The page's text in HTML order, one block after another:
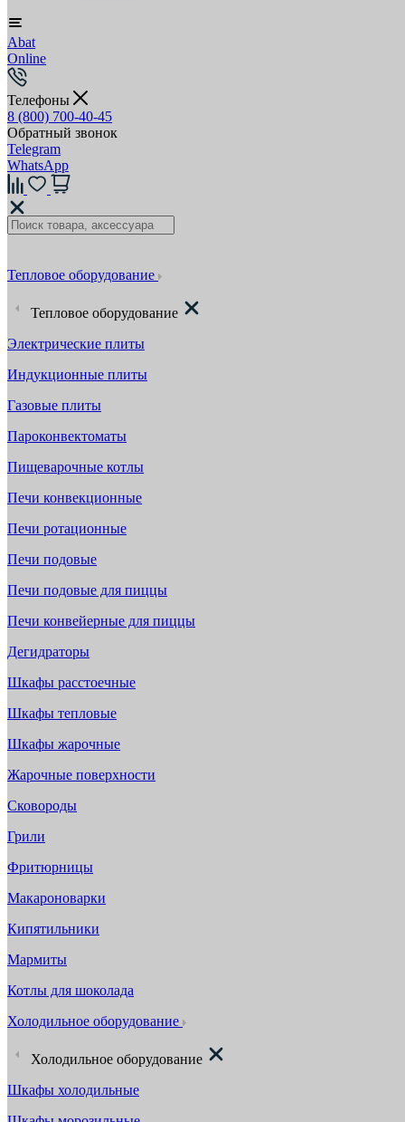
Abat
Online
Телефоны
8 (800) 700-40-45
Обратный звонок
Telegram
WhatsApp
Тепловое оборудование
Тепловое оборудование
Электрические плиты
Индукционные плиты
Газовые плиты
Пароконвектоматы
Пищеварочные котлы
Печи конвекционные
Печи ротационные
Печи подовые
Печи подовые для пиццы
Печи конвейерные для пиццы
Дегидраторы
Шкафы расстоечные
Шкафы тепловые
Шкафы жарочные
Жарочные поверхности
Сковороды
Грили
Фритюрницы
Макароноварки
Кипятильники
Мармиты
Котлы для шоколада
Холодильное оборудование
Холодильное оборудование
Шкафы холодильные